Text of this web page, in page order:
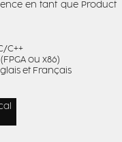
en tant que Product
C++
ou x86)
et Français